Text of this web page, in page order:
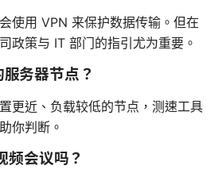
使用 VPN 来保护数据传输。但在
政策与 IT 部门的指引尤为重要。
务器节点？
更近、负载较低的节点，测速工具
你判断。
频会议吗？